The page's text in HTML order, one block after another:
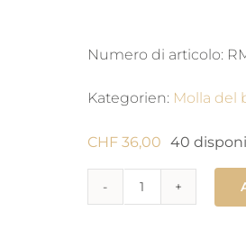
Numero di articolo:
Kategorien: Molla del
CHF36,00 40